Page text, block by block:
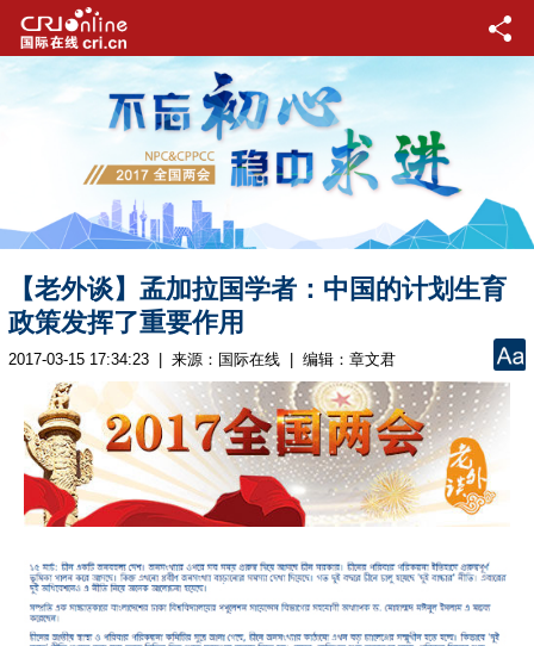
【老外谈】孟加拉国学者：中国的计划生育
政策发挥了重要作用
2017-03-15 17:34:23 | 来源： 国际在线 | 编辑：章文君